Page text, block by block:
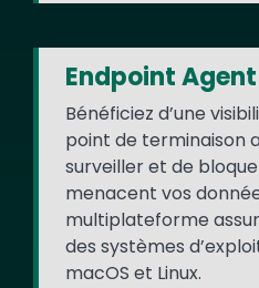
Endpoint Agent
Bénéficiez d’une
point de terminaison
surveiller et de
menacent vos
multiplateforme
des systèmes
macOS et Linux.